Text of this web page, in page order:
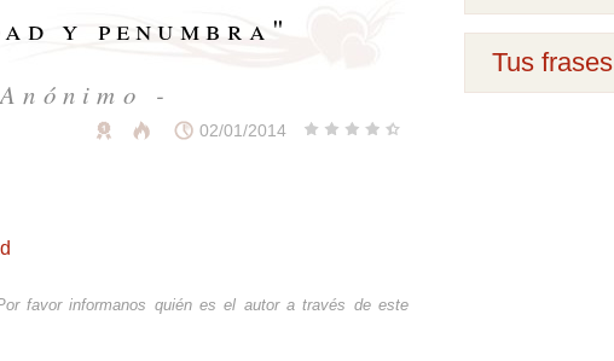
Tus frases
y penumbra "
-
02/01/2014
favor informanos quién es el autor a través de este